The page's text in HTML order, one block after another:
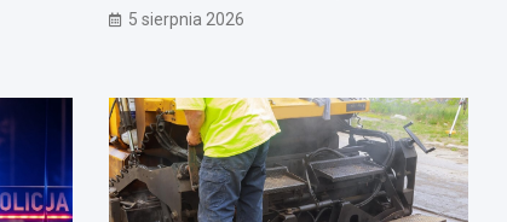
5 sierpnia 2026